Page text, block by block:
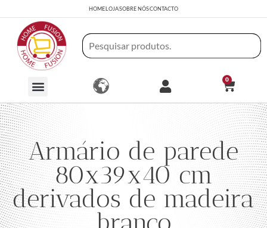
HOMELOJASOBRE NÓSCONTACTO
0
Armário de parede
80x39x40 cm
derivados de madeira